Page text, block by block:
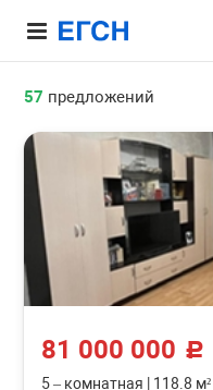
57 предложений
81 000 000 c
5 – комнатная 118.8 м²